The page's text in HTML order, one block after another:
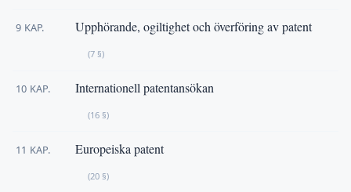
9 KAP. Upphörande, ogiltighet och överföring av patent
(7 §)
10 KAP. Internationell patentansökan
(16 §)
11 KAP. Europeiska patent
(20 §)